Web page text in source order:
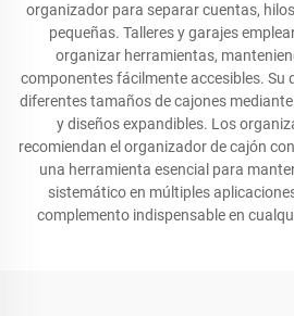
organizador para separar cuentas,
pequeñas. Talleres y garajes
organizar herramientas,
componentes fácilmente accesibles. Su
diferentes tamaños de cajones
y diseños expandibles. Los
recomiendan el organizador de cajón
una herramienta esencial para
sistemático en múltiples
complemento indispensable en